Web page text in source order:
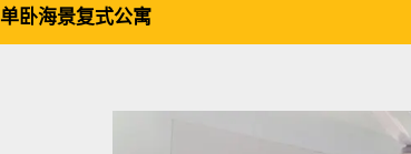
单卧海景复式公寓